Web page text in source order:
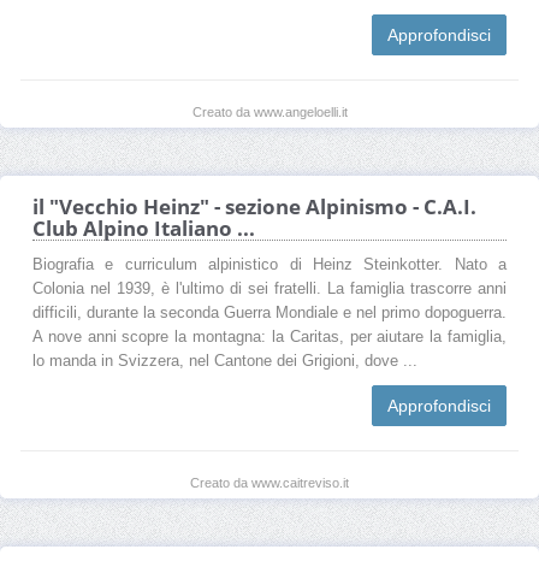
Approfondisci
Creato da www.angeloelli.it
il "Vecchio Heinz" - sezione Alpinismo - C.A.I.
Club Alpino Italiano ...
Biografia e curriculum alpinistico di Heinz Steinkotter. Nato a
Colonia nel 1939, è l'ultimo di sei fratelli. La famiglia trascorre anni
difficili, durante la seconda Guerra Mondiale e nel primo dopoguerra.
A nove anni scopre la montagna: la Caritas, per aiutare la famiglia,
lo manda in Svizzera, nel Cantone dei Grigioni, dove ...
Approfondisci
Creato da www.caitreviso.it